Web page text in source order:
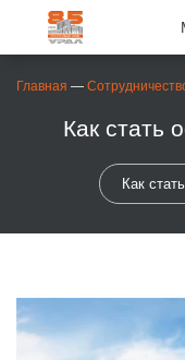
Главная —
Как стать
Как